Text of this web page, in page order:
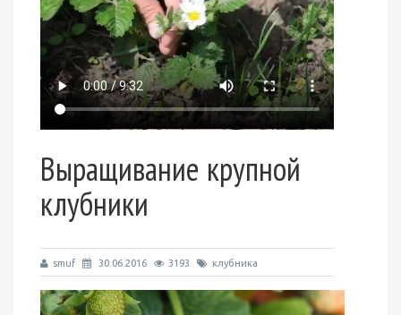
Выращивание крупной
клубники
smuf 30.06.2016 3193 клубника